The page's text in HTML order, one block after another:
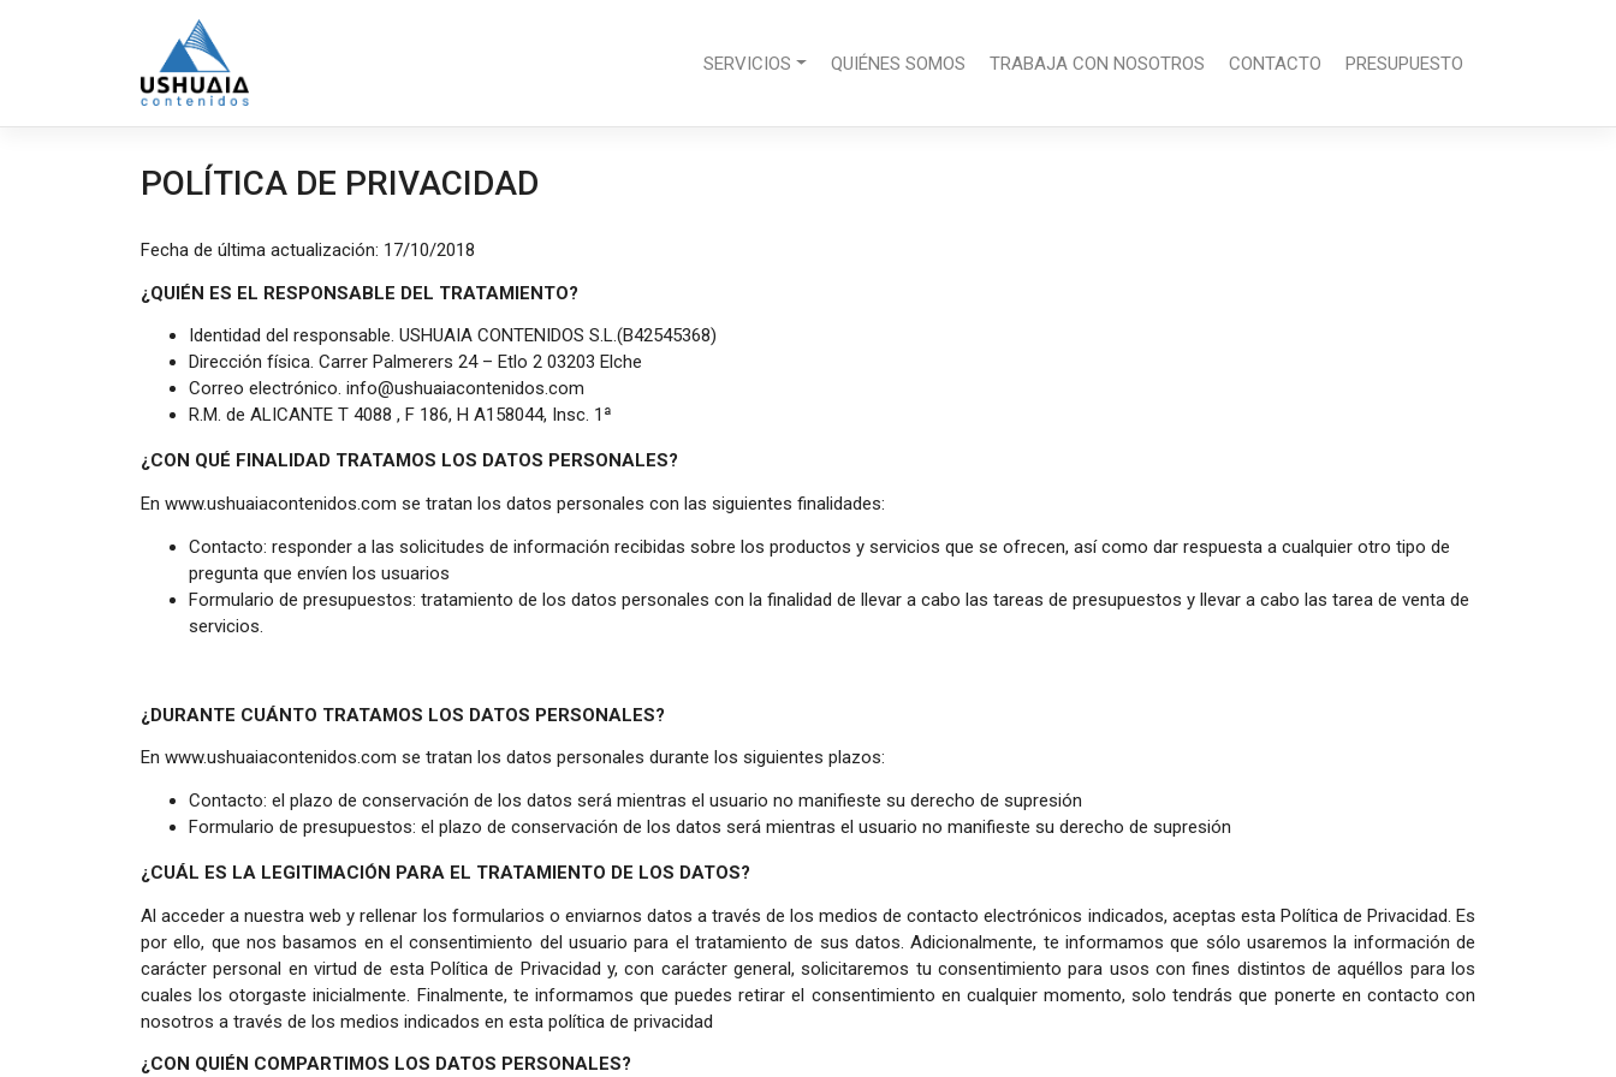
SERVICIOS QUIÉNES SOMOS TRABAJA CON NOSOTROS CONTACTO PRESUPUESTO
POLÍTICA DE PRIVACIDAD
Fecha de última actualización: 17/10/2018
¿QUIÉN ES EL RESPONSABLE DEL TRATAMIENTO?
Identidad del responsable. USHUAIA CONTENIDOS S.L.(B42545368)
Dirección física. Carrer Palmerers 24 – Etlo 2 03203 Elche
Correo electrónico. info@ushuaiacontenidos.com
R.M. de ALICANTE T 4088 , F 186, H A158044, Insc. 1ª
¿CON QUÉ FINALIDAD TRATAMOS LOS DATOS PERSONALES?
En www.ushuaiacontenidos.com se tratan los datos personales con las siguientes finalidades:
Contacto: responder a las solicitudes de información recibidas sobre los productos y servicios que se ofrecen, así como dar respuesta a cualquier otro tipo de
pregunta que envíen los usuarios
Formulario de presupuestos: tratamiento de los datos personales con la finalidad de llevar a cabo las tareas de presupuestos y llevar a cabo las tarea de venta de
servicios.
¿DURANTE CUÁNTO TRATAMOS LOS DATOS PERSONALES?
En www.ushuaiacontenidos.com se tratan los datos personales durante los siguientes plazos:
Contacto: el plazo de conservación de los datos será mientras el usuario no manifieste su derecho de supresión
Formulario de presupuestos: el plazo de conservación de los datos será mientras el usuario no manifieste su derecho de supresión
¿CUÁL ES LA LEGITIMACIÓN PARA EL TRATAMIENTO DE LOS DATOS?
Al acceder a nuestra web y rellenar los formularios o enviarnos datos a través de los medios de contacto electrónicos indicados, aceptas esta Política de Privacidad. Es
por ello, que nos basamos en el consentimiento del usuario para el tratamiento de sus datos. Adicionalmente, te informamos que sólo usaremos la información de
carácter personal en virtud de esta Política de Privacidad y, con carácter general, solicitaremos tu consentimiento para usos con fines distintos de aquéllos para los
cuales los otorgaste inicialmente. Finalmente, te informamos que puedes retirar el consentimiento en cualquier momento, solo tendrás que ponerte en contacto con
nosotros a través de los medios indicados en esta política de privacidad
¿CON QUIÉN COMPARTIMOS LOS DATOS PERSONALES?